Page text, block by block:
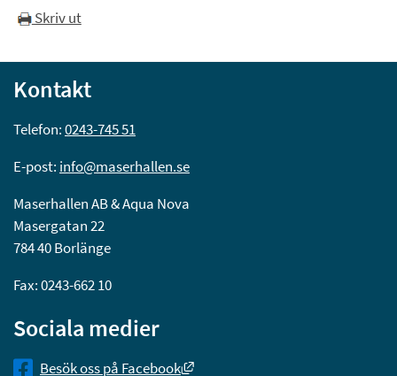
Skriv ut
Kontakt
Telefon: 0243-745 51
E-post: info@maserhallen.se
Maserhallen AB & Aqua Nova
Masergatan 22
784 40 Borlänge
Fax: 0243-662 10
Sociala medier
Besök oss på Facebook Länk till annan webbplats,